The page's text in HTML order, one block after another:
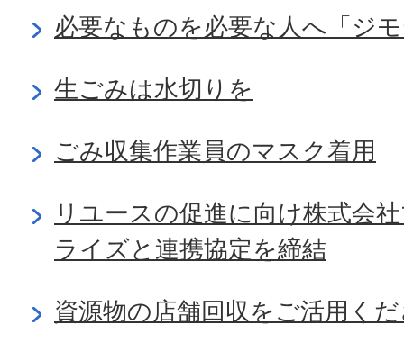
必要なものを必要な人へ「ジ
生ごみは水切りを
ごみ収集作業員のマスク着用
リユースの促進に向け株式会
ライズと連携協定を締結
資源物の店舗回収をご活用く